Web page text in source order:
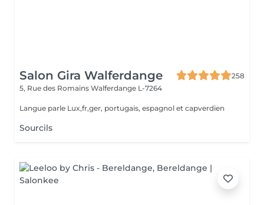
Salon Gira Walferdange
258
5, Rue des Romains Walferdange L-7264
Langue parle Lux,fr,ger, portugais, espagnol et capverdien
Sourcils